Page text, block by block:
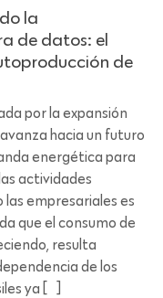
la
de datos: el
de
por la expansión
hacia un futuro
energética para
actividades
las empresariales es
que el consumo de
resulta
de los
ya […]